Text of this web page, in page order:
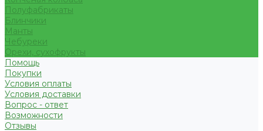
Полуфабрикаты
Блинчики
Манты
Чебуреки
Орехи, сухофрукты
Помощь
Покупки
Условия оплаты
Условия доставки
Вопрос - ответ
Возможности
Отзывы